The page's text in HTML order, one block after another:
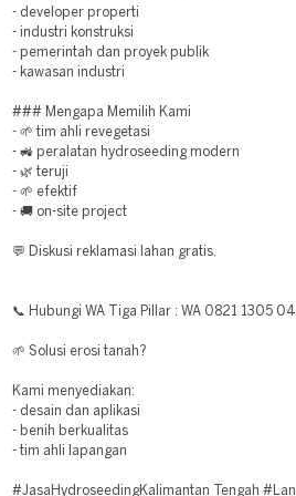
- developer properti
- industri konstruksi
- pemerintah dan proyek publik
- kawasan industri
### Mengapa Memilih Kami
- 🌱 tim ahli revegetasi
- 🚜 peralatan hydroseeding modern
- 🌿 teruji
- 🌱 efektif
- 🚚 on-site project
💬 Diskusi reklamasi lahan gratis.
📞 Hubungi WA Tiga Pillar : WA 0821 1305
🌱 Solusi erosi tanah?
Kami menyediakan:
- desain dan aplikasi
- benih berkualitas
- tim ahli lapangan
#JasaHydroseedingKalimantan Tengah